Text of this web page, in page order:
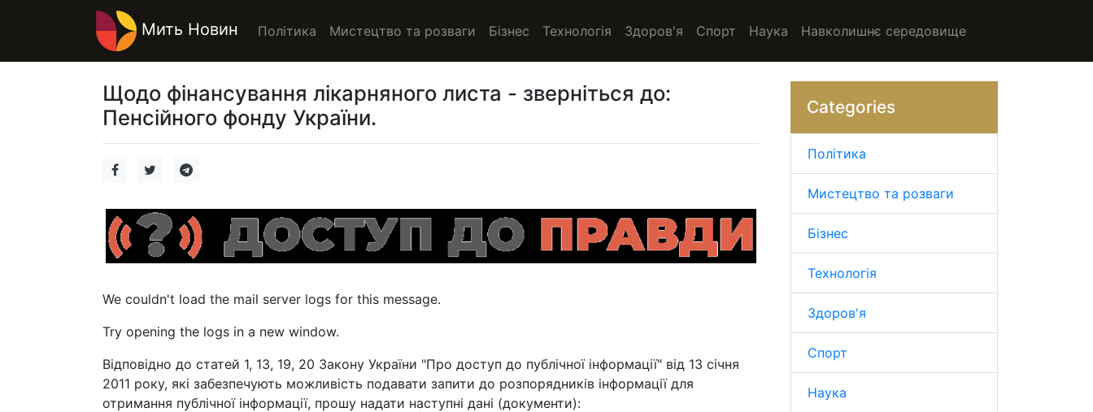
Мить Новин Політика Мистецтво та розваги Бізнес Технологія Здоров'я Спорт Наука Навколишнє середовище
Щодо фінансування лікарняного листа - зверніться до:
Пенсійного фонду України.
We couldn't load the mail server logs for this message.
Try opening the logs in a new window.
Відповідно до статей 1, 13, 19, 20 Закону України "Про доступ до публічної інформації" від 13 січня
2011 року, які забезпечують можливість подавати запити до розпорядників інформації для
отримання публічної інформації, прошу надати наступні дані (документи):
Categories
Політика
Мистецтво та розваги
Бізнес
Технологія
Здоров'я
Спорт
Наука